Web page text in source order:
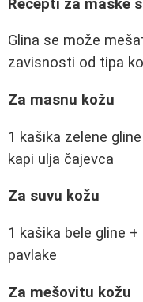
Recepti za maske
Glina se može
zavisnosti od tipa
Za masnu kožu
1 kašika zelene
kapi ulja čajevca
Za suvu kožu
1 kašika bele gline
pavlake
Za mešovitu kožu